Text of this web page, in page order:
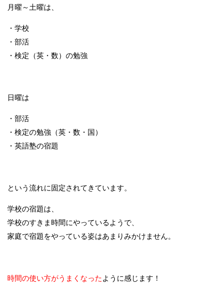
月曜～土曜は、
・学校
・部活
・検定（英・数）の勉強
日曜は
・部活
・検定の勉強（英・数・国）
・英語塾の宿題
という流れに固定されてきています。
学校の宿題は、
学校のすきま時間にやっているようで、
家庭で宿題をやっている姿はあまりみかけません。
時間の使い方がうまくなった ように感じます！